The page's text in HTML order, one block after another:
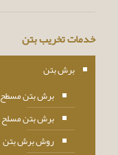
خدمات تخریب بتن
برش بتن
برش بتن مسطح
برش بتن مسلح
روش برش بتن